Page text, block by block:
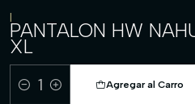
|
PANTALON HW
XL
Cantidad
Agregar al Carro